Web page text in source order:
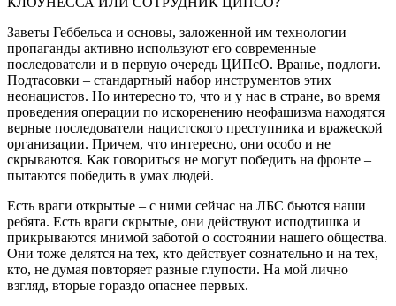
Заветы Геббельса и основы, заложенной им технологии
пропаганды активно используют его современные
последователи и в первую очередь ЦИПсО. Вранье, подлоги.
Подтасовки – стандартный набор инструментов этих
неонацистов. Но интересно то, что и у нас в стране, во время
проведения операции по искоренению неофашизма находятся
верные последователи нацистского преступника и вражеской
организации. Причем, что интересно, они особо и не
скрываются. Как говориться не могут победить на фронте –
пытаются победить в умах людей.
Есть враги открытые – с ними сейчас на ЛБС бьются наши
ребята. Есть враги скрытые, они действуют исподтишка и
прикрываются мнимой заботой о состоянии нашего общества.
Они тоже делятся на тех, кто действует сознательно и на тех,
кто, не думая повторяет разные глупости. На мой лично
взгляд, вторые гораздо опаснее первых.